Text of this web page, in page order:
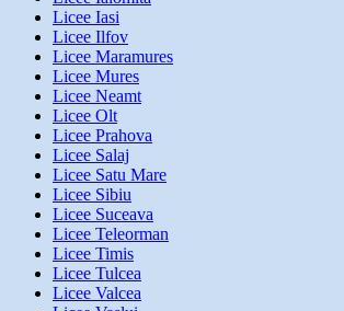
Licee Iasi
Licee Ilfov
Licee Maramures
Licee Mures
Licee Neamt
Licee Olt
Licee Prahova
Licee Salaj
Licee Satu Mare
Licee Sibiu
Licee Suceava
Licee Teleorman
Licee Timis
Licee Tulcea
Licee Valcea